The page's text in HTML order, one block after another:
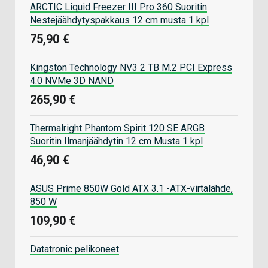
ARCTIC Liquid Freezer III Pro 360 Suoritin
Nestejäähdytyspakkaus 12 cm musta 1 kpl
75,90 €
Kingston Technology NV3 2 TB M.2 PCI Express
4.0 NVMe 3D NAND
265,90 €
Thermalright Phantom Spirit 120 SE ARGB
Suoritin Ilmanjäähdytin 12 cm Musta 1 kpl
46,90 €
ASUS Prime 850W Gold ATX 3.1 -ATX-virtalähde,
850 W
109,90 €
Datatronic pelikoneet